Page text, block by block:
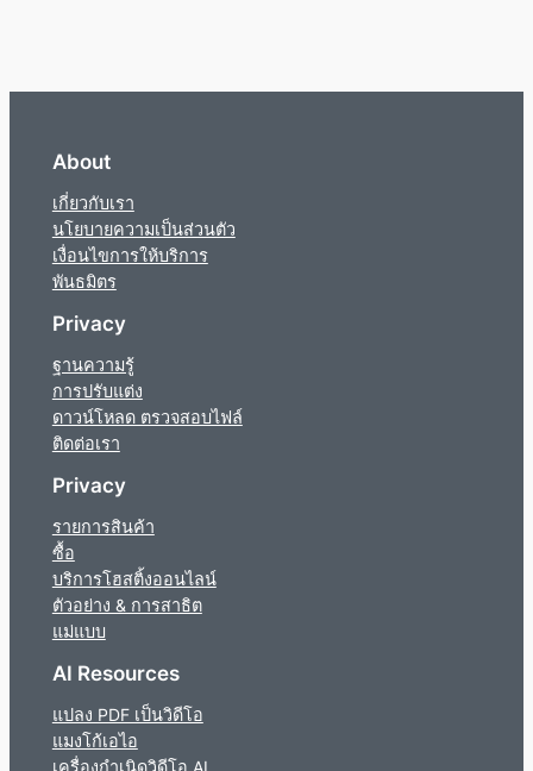
About
เกี่ยวกับเรา
นโยบายความเป็นส่วนตัว
เงื่อนไขการให้บริการ
พันธมิตร
Privacy
ฐานความรู้
การปรับแต่ง
ดาวน์โหลด ตรวจสอบไฟล์
ติดต่อเรา
Privacy
รายการสินค้า
ซื้อ
บริการโฮสติ้งออนไลน์
ตัวอย่าง & การสาธิต
แม่แบบ
AI Resources
แปลง PDF เป็นวิดีโอ
แมงโก้เอไอ
เครื่องกำเนิดวิดีโอ AI